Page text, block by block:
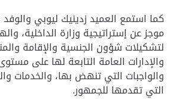
كما استمع العميد زدينيك ليوبي
موجز عن إستراتيجية وزارة الداخلية،
لتشكيلات شؤون الجنسية والإقامة
والإدارات العامة التابعة لها على
والواجبات التي تنهض بها، والخدمات
التي تقدمها للجمهور.